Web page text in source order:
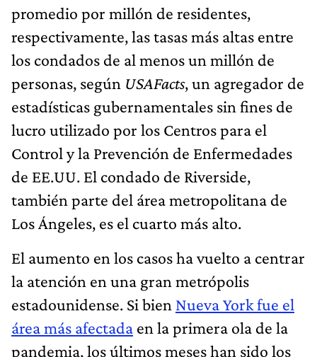
promedio por millón de residentes,
respectivamente, las tasas más altas entre
los condados de al menos un millón de
personas, según USAFacts, un agregador de
estadísticas gubernamentales sin fines de
lucro utilizado por los Centros para el
Control y la Prevención de Enfermedades
de EE.UU. El condado de Riverside,
también parte del área metropolitana de
Los Ángeles, es el cuarto más alto.
El aumento en los casos ha vuelto a centrar
la atención en una gran metrópolis
estadounidense. Si bien Nueva York fue el
área más afectada en la primera ola de la
pandemia, los últimos meses han sido los